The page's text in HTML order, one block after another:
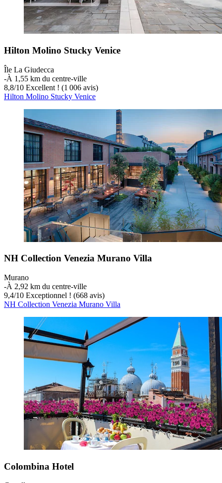
Hilton Molino Stucky Venice
Île La Giudecca
‐À 1,55 km du centre-ville
8,8/10 Excellent ! (1 006 avis)
Hilton Molino Stucky Venice
NH Collection Venezia Murano Villa
Murano
‐À 2,92 km du centre-ville
9,4/10 Exceptionnel ! (668 avis)
NH Collection Venezia Murano Villa
Colombina Hotel